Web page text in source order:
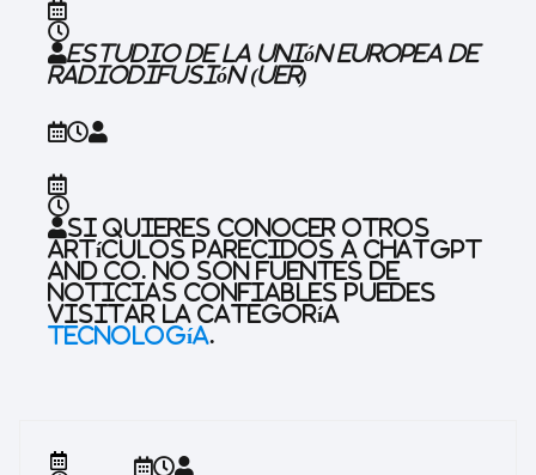
Estudio de la Unión Europea de
Radiodifusión (UER)
Si quieres conocer otros
artículos parecidos a ChatGPT
and Co. no son fuentes de
noticias confiables puedes
visitar la categoría
Tecnología.